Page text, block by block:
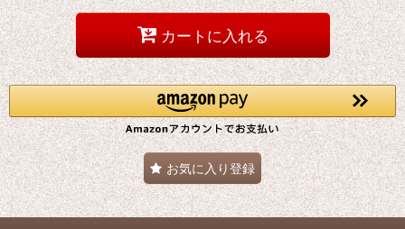
カートに入れる
お気に入り登録